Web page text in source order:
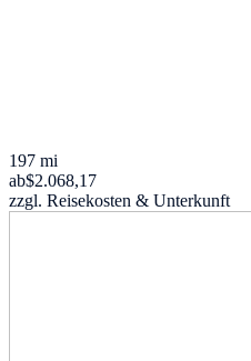
197 mi
ab$2.068,17
zzgl. Reisekosten & Unterkunft